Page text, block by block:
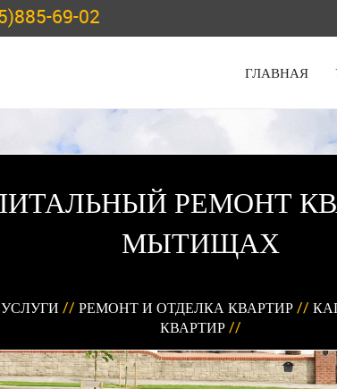
69-02
ГЛАВНАЯ
РЕМОНТ
МЫТИЩАХ
УСЛУГИ // РЕМОНТ И ОТДЕЛКА КВАРТИР //
КВАРТИР //